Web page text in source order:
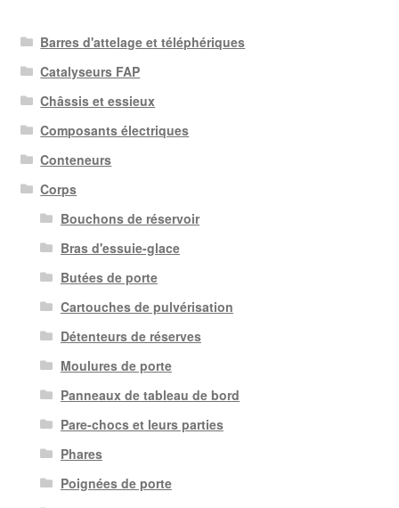
Barres d'attelage et téléphériques
Catalyseurs FAP
Châssis et essieux
Composants électriques
Conteneurs
Corps
Bouchons de réservoir
Bras d'essuie-glace
Butées de porte
Cartouches de pulvérisation
Détenteurs de réserves
Moulures de porte
Panneaux de tableau de bord
Pare-chocs et leurs parties
Phares
Poignées de porte